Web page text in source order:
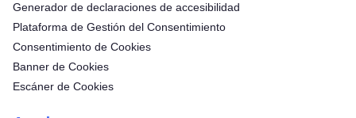
Generador de declaraciones de accesibilidad
Plataforma de Gestión del Consentimiento
Consentimiento de Cookies
Banner de Cookies
Escáner de Cookies